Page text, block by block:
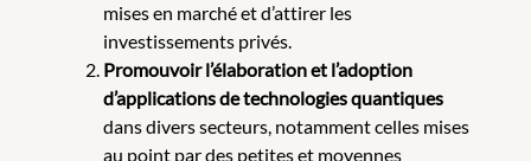
mises en marché et d’attirer les
investissements privés.
Promouvoir l’élaboration et l’adoption
d’applications de technologies quantiques
dans divers secteurs, notamment celles mises
au point par des petites et moyennes